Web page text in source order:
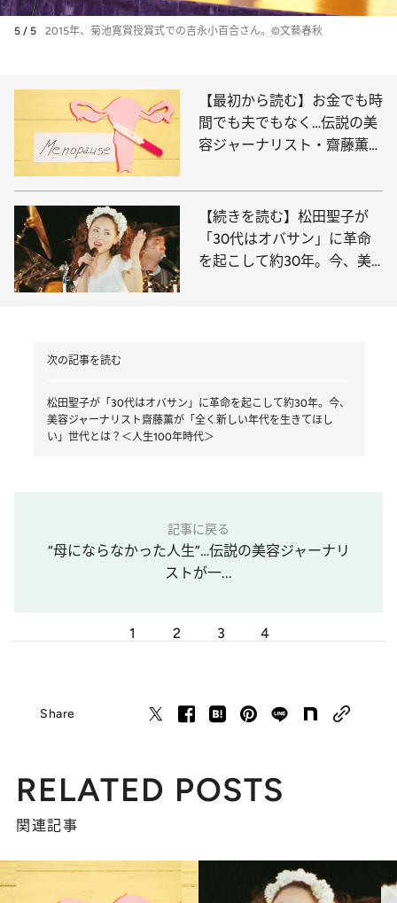
5 / 5 2015年、菊池寛賞授賞式での吉永小百合さん。©文藝春秋
【最初から読む】お金でも時
間でも夫でもなく…伝説の美
容ジャーナリスト・齋藤薫が
年時代”に本当に大切な「一
生もの」
【続きを読む】松田聖子が
「30代はオバサン」に革命
を起こして約30年。今、美
次の記事を読む
松田聖子が「30代はオバサン」に革命を起こして約30年。今、
美容ジャーナリスト齋藤薫が「全く新しい年代を生きてほし
い」世代とは？＜人生100年時代＞
記事に戻る
“母にならなかった人生”…伝説の美容ジャーナリ
ストが一...
1 2 3 4
Share
RELATED POSTS
関連記事